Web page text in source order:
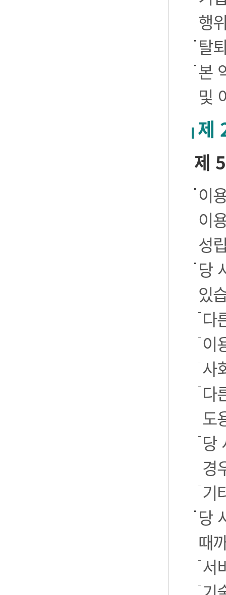
행
탈
본
및
제
제
이
이
성
당
있
다
이
사
다
도
당
경
기
당
때
서